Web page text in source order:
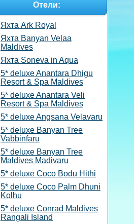
Отели:
Яхта Ark Royal
Яхта Banyan Velaa
Maldives
Яхта Soneva in Aqua
5* deluxe Anantara Dhigu
Resort & Spa Maldives
5* deluxe Anantara Veli
Resort & Spa Maldives
5* deluxe Angsana Velavaru
5* deluxe Banyan Tree
Vabbinfaru
5* deluxe Banyan Tree
Maldives Madivaru
5* deluxe Coco Bodu Hithi
5* deluxe Coco Palm Dhuni
Kolhu
5* deluxe Conrad Maldives
Rangali Island